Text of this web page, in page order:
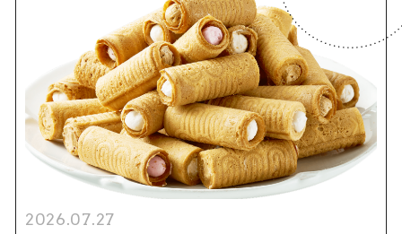
2026.07.27